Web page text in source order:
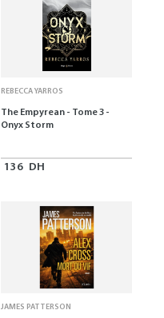
REBECCA YARROS
The Empyrean - Tome 3 -
Onyx Storm
136 DH
JAMES PATTERSON